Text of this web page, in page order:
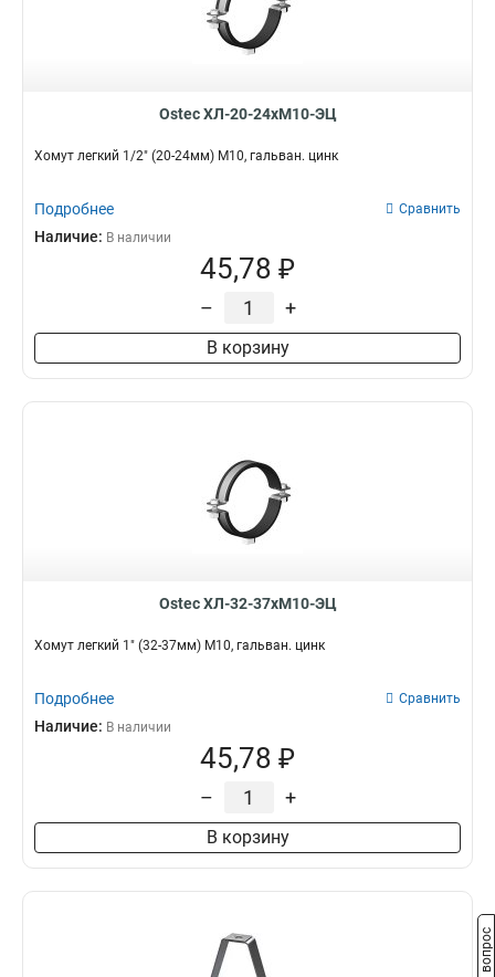
Ostec ХЛ-20-24хМ10-ЭЦ
Хомут легкий 1/2" (20-24мм) М10, гальван. цинк
Подробнее Сравнить
Наличие: В наличии
45,78 ₽
– +
В корзину
Ostec ХЛ-32-37хМ10-ЭЦ
Хомут легкий 1" (32-37мм) М10, гальван. цинк
Подробнее Сравнить
Наличие: В наличии
45,78 ₽
– +
В корзину